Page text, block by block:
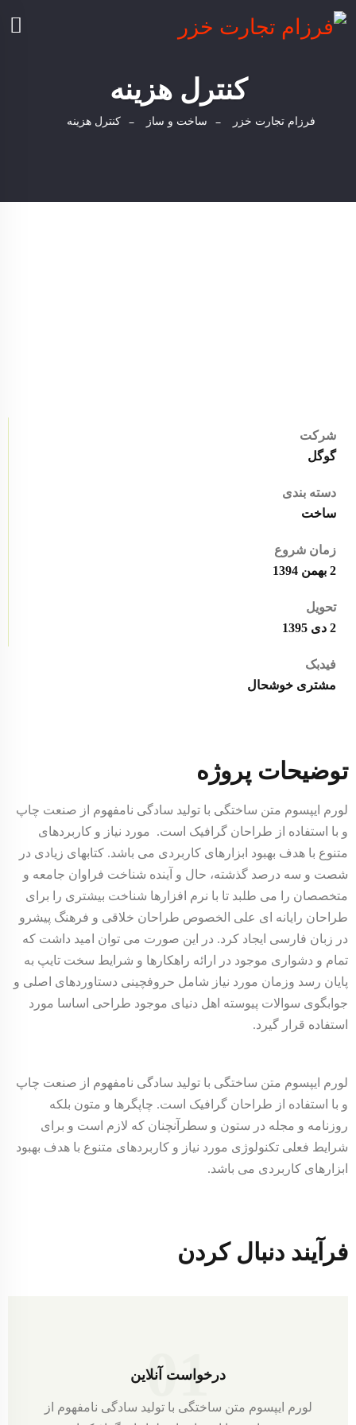
کنترل هزینه
فرزام تجارت خزر ساخت و ساز کنترل هزینه
شرکت
گوگل
دسته بندی
ساخت
زمان شروع
2 بهمن 1394
تحویل
2 دی 1395
فیدبک
مشتری خوشحال
توضیحات پروژه
لورم ایپسوم متن ساختگی با تولید سادگی نامفهوم از صنعت چاپ
و با استفاده از طراحان گرافیک است. مورد نیاز و کاربردهای
متنوع با هدف بهبود ابزارهای کاربردی می باشد. کتابهای زیادی در
شصت و سه درصد گذشته، حال و آینده شناخت فراوان جامعه و
متخصصان را می طلبد تا با نرم افزارها شناخت بیشتری را برای
طراحان رایانه ای علی الخصوص طراحان خلاقی و فرهنگ پیشرو
در زبان فارسی ایجاد کرد. در این صورت می توان امید داشت که
تمام و دشواری موجود در ارائه راهکارها و شرایط سخت تایپ به
پایان رسد وزمان مورد نیاز شامل حروفچینی دستاوردهای اصلی و
جوابگوی سوالات پیوسته اهل دنیای موجود طراحی اساسا مورد
استفاده قرار گیرد.
لورم ایپسوم متن ساختگی با تولید سادگی نامفهوم از صنعت چاپ
و با استفاده از طراحان گرافیک است. چاپگرها و متون بلکه
روزنامه و مجله در ستون و سطرآنچنان که لازم است و برای
شرایط فعلی تکنولوژی مورد نیاز و کاربردهای متنوع با هدف بهبود
ابزارهای کاربردی می باشد.
فرآیند دنبال کردن
درخواست آنلاین
01
لورم ایپسوم متن ساختگی با تولید سادگی نامفهوم از